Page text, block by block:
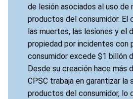
de lesión asociados al uso
productos del consumidor. El
las muertes, las lesiones y el
propiedad por incidentes con
consumidor excede $1 billón
Desde su creación hace más
CPSC trabaja en garantizar la
productos del consumidor, lo